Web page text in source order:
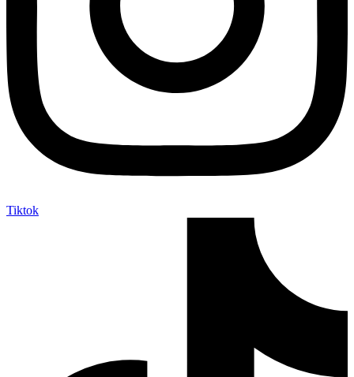
Tiktok